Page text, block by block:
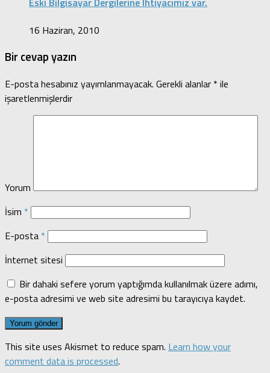
16 Haziran, 2010
Bir cevap yazın
E-posta hesabınız yayımlanmayacak. Gerekli alanlar * ile
işaretlenmişlerdir
Yorum
İsim *
E-posta *
İnternet sitesi
Bir dahaki sefere yorum yaptığımda kullanılmak üzere adımı,
e-posta adresimi ve web site adresimi bu tarayıcıya kaydet.
This site uses Akismet to reduce spam. Learn how your
comment data is processed.